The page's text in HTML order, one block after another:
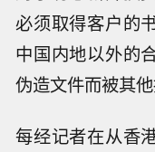
必须取得客户的
中国内地以外的
伪造文件而被其
每经记者在从香